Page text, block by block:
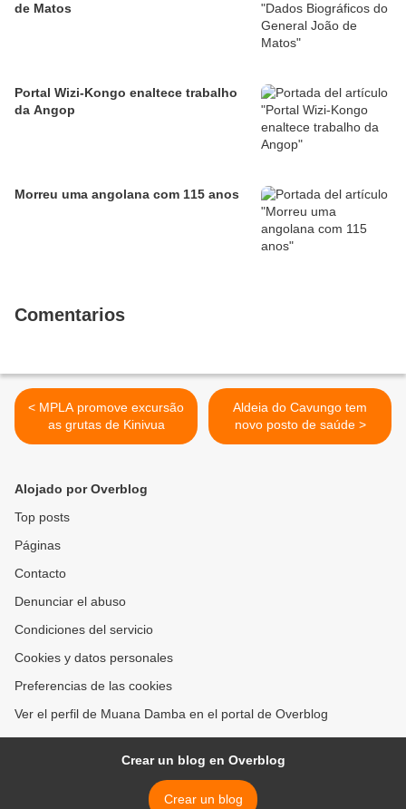
de Matos
Portal Wizi-Kongo enaltece trabalho
da Angop
Morreu uma angolana com 115 anos
Comentarios
< MPLA promove excursão
as grutas de Kinivua
Aldeia do Cavungo tem
novo posto de saúde >
Alojado por Overblog
Top posts
Páginas
Contacto
Denunciar el abuso
Condiciones del servicio
Cookies y datos personales
Preferencias de las cookies
Ver el perfil de Muana Damba en el portal de Overblog
Crear un blog en Overblog
Crear un blog